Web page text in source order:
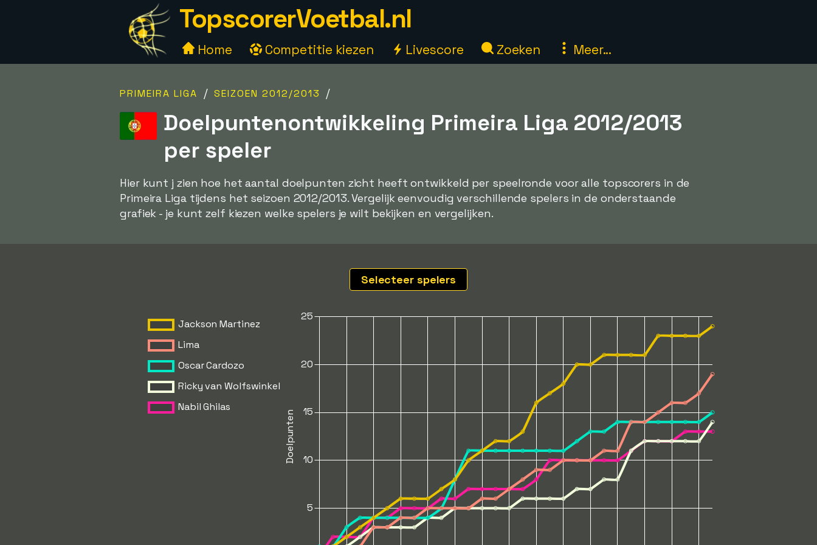
TopscorerVoetbal.nl
Home Competitie kiezen Livescore Zoeken Meer...
PRIMEIRA LIGA / SEIZOEN 2012/2013 /
Doelpuntenontwikkeling Primeira Liga 2012/2013
per speler
Hier kunt j zien hoe het aantal doelpunten zicht heeft ontwikkeld per speelronde voor alle topscorers in de
Primeira Liga tijdens het seizoen 2012/2013. Vergelijk eenvoudig verschillende spelers in de onderstaande
grafiek - je kunt zelf kiezen welke spelers je wilt bekijken en vergelijken.
Selecteer spelers